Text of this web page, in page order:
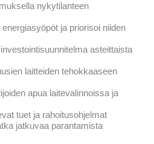
nykytilanteen
ja priorisoi niiden
asteittaista
laitteiden tehokkaaseen
apua laitevalinnoissa ja
tuet ja rahoitusohjelmat
jatkuvaa parantamista